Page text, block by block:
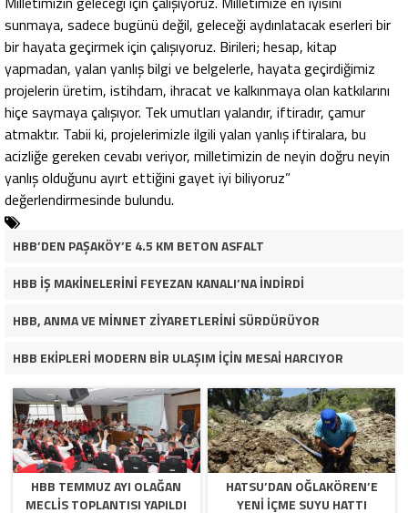
sunmaya, sadece bugünü değil, geleceği aydınlatacak eserleri bir
bir hayata geçirmek için çalışıyoruz. Birileri; hesap, kitap
yapmadan, yalan yanlış bilgi ve belgelerle, hayata geçirdiğimiz
projelerin üretim, istihdam, ihracat ve kalkınmaya olan katkılarını
hiçe saymaya çalışıyor. Tek umutları yalandır, iftiradır, çamur
atmaktır. Tabii ki, projelerimizle ilgili yalan yanlış iftiralara, bu
acizliğe gereken cevabı veriyor, milletimizin de neyin doğru neyin
yanlış olduğunu ayırt ettiğini gayet iyi biliyoruz”
değerlendirmesinde bulundu.
HBB’DEN PAŞAKÖY’E 4.5 KM BETON ASFALT
HBB İŞ MAKİNELERİNİ FEYEZAN KANALI’NA İNDİRDİ
HBB, ANMA VE MİNNET ZİYARETLERİNİ SÜRDÜRÜYOR
HBB EKİPLERİ MODERN BİR ULAŞIM İÇİN MESAİ HARCIYOR
HBB TEMMUZ AYI OLAĞAN
MECLİS TOPLANTISI YAPILDI
HATSU’DAN OĞLAKÖREN’E
YENİ İÇME SUYU HATTI